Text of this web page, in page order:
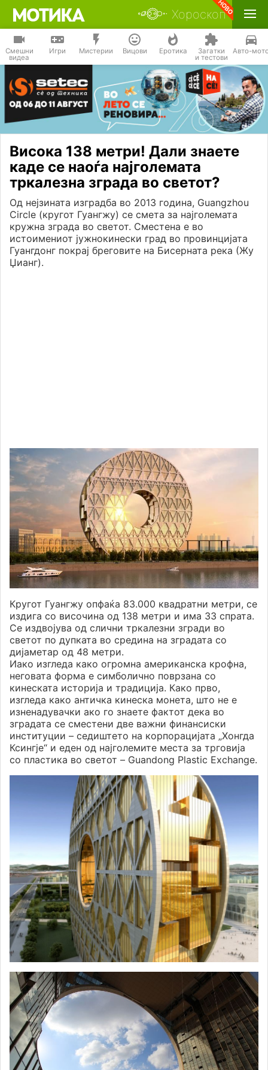
Хороскоп
Смешни
видеа
Игри Мистерии Вицови Еротика Загатки
и тестови
Авто-
Висока 138 метри! Дали знаете
каде се наоѓа најголемата
тркалезна зграда во светот?
Од нејзината изградба во 2013 година, Guangzhou
Circle (кругот Гуангжу) се смета за најголемата
кружна зграда во светот. Сместена е во
истоимениот јужнокинески град во провинцијата
Гуангдонг покрај бреговите на Бисерната река (Жу
Џианг).
Кругот Гуангжу опфаќа 83.000 квадратни метри, се
издига со височина од 138 метри и има 33 спрата.
Се издвојува од слични тркалезни згради во
светот по дупката во средина на зградата со
дијаметар од 48 метри.
Иако изгледа како огромна американска крофна,
неговата форма е симболично поврзана со
кинеската историја и традиција. Како прво,
изгледа како античка кинеска монета, што не е
изненадувачки ако го знаете фактот дека во
зградата се сместени две важни финансиски
институции – седиштето на корпорацијата „Хонгда
Ксингје“ и еден од најголемите места за трговија
со пластика во светот – Guandong Plastic Exchange.